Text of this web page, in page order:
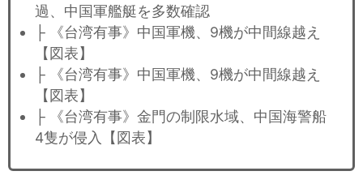
過、中国軍艦艇を多数確認
├ 《台湾有事》中国軍機、9機が中間線越え
【図表】
├ 《台湾有事》中国軍機、9機が中間線越え
【図表】
├ 《台湾有事》金門の制限水域、中国海警船
4隻が侵入【図表】